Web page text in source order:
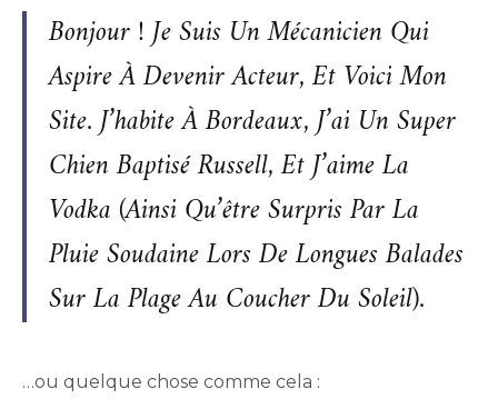
Bonjour ! Je Suis Un Mécanicien Qui
Aspire À Devenir Acteur, Et Voici Mon
Site. J’habite À Bordeaux, J’ai Un Super
Chien Baptisé Russell, Et J’aime La
Vodka (ainsi Qu’être Surpris Par La
Pluie Soudaine Lors De Longues Balades
Sur La Plage Au Coucher Du Soleil).
…ou quelque chose comme cela :